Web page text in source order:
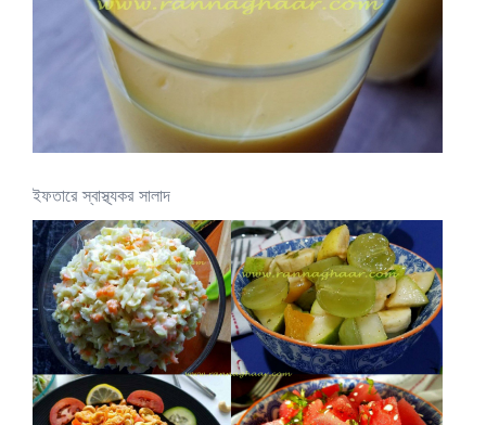
ইফতারে স্বাস্থ্যকর সালাদ